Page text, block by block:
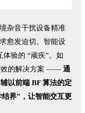
杂音干扰设备精准
愈发迫切。智能设
验的 “顽疾”。如
效的解决方案 —— 通
以前端 BF 算法的定
界”，让智能交互更